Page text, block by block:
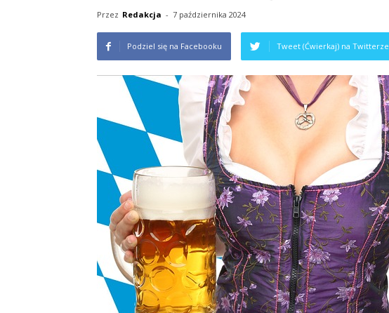
Przez Redakcja - 7 października 2024
Podziel się na Facebooku Tweet (Ćwierkaj) na Twitterze